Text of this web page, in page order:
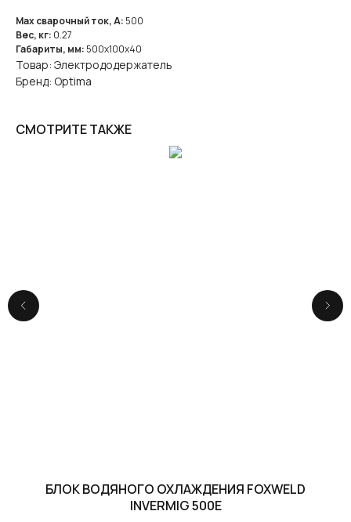
Max сварочный ток, А: 500
Вес, кг: 0.27
Габариты, мм: 500x100x40
Товар: Электрододержатель
Бренд: Optima
СМОТРИТЕ ТАКЖЕ
БЛОК ВОДЯНОГО ОХЛАЖДЕНИЯ FOXWELD
INVERMIG 500E